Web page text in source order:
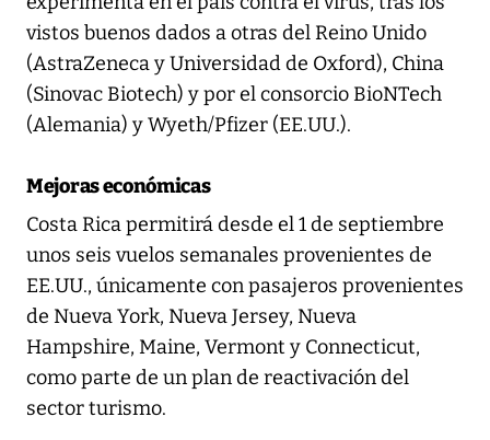
vistos buenos dados a otras del Reino Unido
(AstraZeneca y Universidad de Oxford), China
(Sinovac Biotech) y por el consorcio BioNTech
(Alemania) y Wyeth/Pfizer (EE.UU.).
Mejoras económicas
Costa Rica permitirá desde el 1 de septiembre
unos seis vuelos semanales provenientes de
EE.UU., únicamente con pasajeros provenientes
de Nueva York, Nueva Jersey, Nueva
Hampshire, Maine, Vermont y Connecticut,
como parte de un plan de reactivación del
sector turismo.